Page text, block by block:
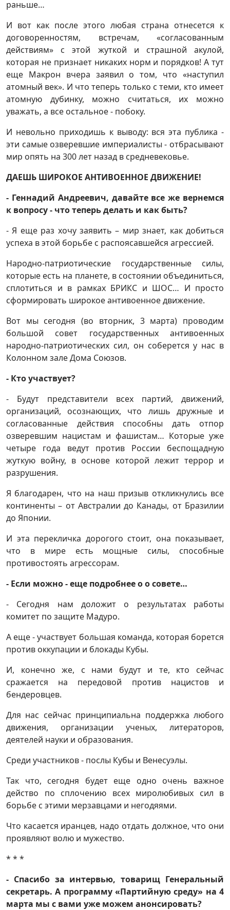
раньше…
И вот как после этого любая страна отнесется к
договоренностям, встречам, «согласованным
действиям» с этой жуткой и страшной акулой,
которая не признает никаких норм и порядков! А тут
еще Макрон вчера заявил о том, что «наступил
атомный век». И что теперь только с теми, кто имеет
атомную дубинку, можно считаться, их можно
уважать, а все остальное - побоку.
И невольно приходишь к выводу: вся эта публика -
эти самые озверевшие империалисты - отбрасывают
мир опять на 300 лет назад в средневековье.
ДАЕШЬ ШИРОКОЕ АНТИВОЕННОЕ ДВИЖЕНИЕ!
- Геннадий Андреевич, давайте все же вернемся
к вопросу - что теперь делать и как быть?
- Я еще раз хочу заявить – мир знает, как добиться
успеха в этой борьбе с распоясавшейся агрессией.
Народно-патриотические государственные силы,
которые есть на планете, в состоянии объединиться,
сплотиться и в рамках БРИКС и ШОС… И просто
сформировать широкое антивоенное движение.
Вот мы сегодня (во вторник, 3 марта) проводим
большой совет государственных антивоенных
народно-патриотических сил, он соберется у нас в
Колонном зале Дома Союзов.
- Кто участвует?
- Будут представители всех партий, движений,
организаций, осознающих, что лишь дружные и
согласованные действия способны дать отпор
озверевшим нацистам и фашистам… Которые уже
четыре года ведут против России беспощадную
жуткую войну, в основе которой лежит террор и
разрушения.
Я благодарен, что на наш призыв откликнулись все
континенты – от Австралии до Канады, от Бразилии
до Японии.
И эта перекличка дорогого стоит, она показывает,
что в мире есть мощные силы, способные
противостоять агрессорам.
- Если можно - еще подробнее о о совете…
- Сегодня нам доложит о результатах работы
комитет по защите Мадуро.
А еще - участвует большая команда, которая борется
против оккупации и блокады Кубы.
И, конечно же, с нами будут и те, кто сейчас
сражается на передовой против нацистов и
бендеровцев.
Для нас сейчас принципиальна поддержка любого
движения, организации ученых, литераторов,
деятелей науки и образования.
Среди участников - послы Кубы и Венесуэлы.
Так что, сегодня будет еще одно очень важное
действо по сплочению всех миролюбивых сил в
борьбе с этими мерзавцами и негодяями.
Что касается иранцев, надо отдать должное, что они
проявляют волю и мужество.
* * *
- Спасибо за интервью, товарищ Генеральный
секретарь. А программу «Партийную среду» на 4
марта мы с вами уже можем анонсировать?